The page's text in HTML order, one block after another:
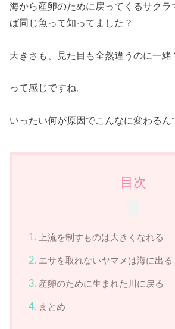
海から産卵のために戻ってくるサクラ
ば同じ魚って知ってました？
大きさも、見た目も全然違うのに一緒
って感じですね。
いったい何が原因でこんなに変わるん
目次
上流を制すものは大きくなれる
エサを取れないヤマメは海に出る
産卵のために生まれた川に戻る
まとめ